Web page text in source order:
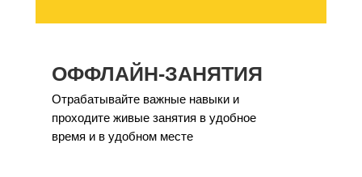
ОФФЛАЙН-ЗАНЯТИЯ
Отрабатывайте важные навыки и
проходите живые занятия в удобное
время и в удобном месте